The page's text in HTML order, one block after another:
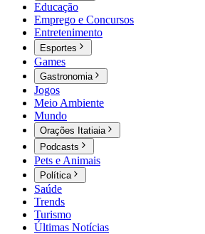
Educação
Emprego e Concursos
Entretenimento
Esportes
Games
Gastronomia
Jogos
Meio Ambiente
Mundo
Orações Itatiaia
Podcasts
Pets e Animais
Política
Saúde
Trends
Turismo
Últimas Notícias